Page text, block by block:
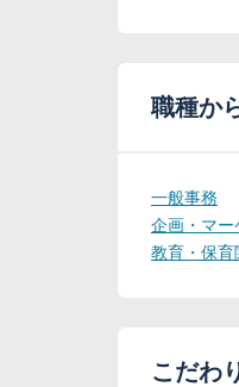
職種か
一般事務
企画・マー
教育・保育
こだわ